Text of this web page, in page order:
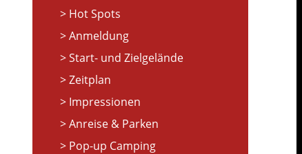
Hot Spots
Anmeldung
Start- und Zielgelände
Zeitplan
Impressionen
Anreise & Parken
Pop-up Camping